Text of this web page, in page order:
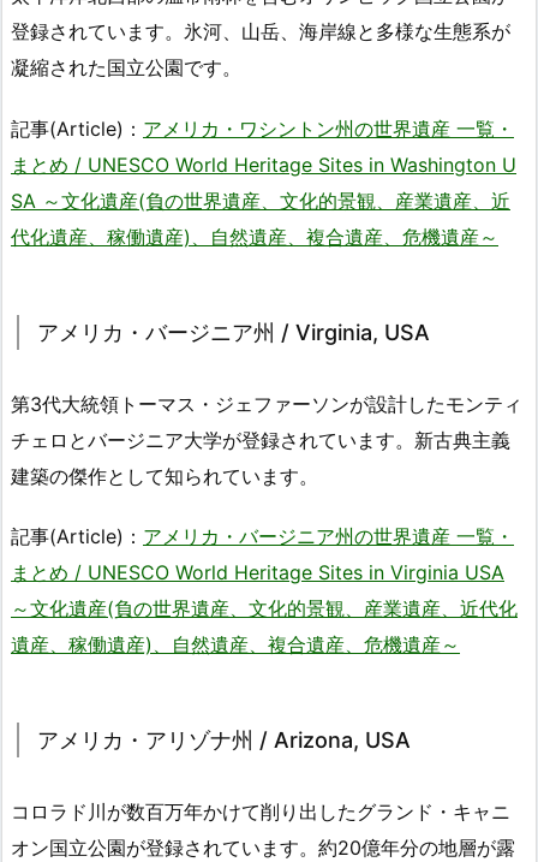
登録されています。氷河、山岳、海岸線と多様な生態系が
凝縮された国立公園です。
記事(Article)： アメリカ・ワシントン州の世界遺産 一覧・
まとめ / UNESCO World Heritage Sites in Washington U
SA ～文化遺産(負の世界遺産、文化的景観、産業遺産、近
代化遺産、稼働遺産)、自然遺産、複合遺産、危機遺産～
アメリカ・バージニア州 / Virginia, USA
第3代大統領トーマス・ジェファーソンが設計したモンティ
チェロとバージニア大学が登録されています。新古典主義
建築の傑作として知られています。
記事(Article)： アメリカ・バージニア州の世界遺産 一覧・
まとめ / UNESCO World Heritage Sites in Virginia USA
～文化遺産(負の世界遺産、文化的景観、産業遺産、近代化
遺産、稼働遺産)、自然遺産、複合遺産、危機遺産～
アメリカ・アリゾナ州 / Arizona, USA
コロラド川が数百万年かけて削り出したグランド・キャニ
オン国立公園が登録されています。約20億年分の地層が露